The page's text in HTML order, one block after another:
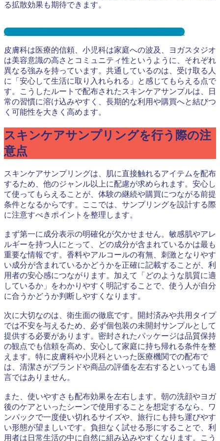
る拡散効果も期待できます。
ヨガサンプリングとは？メリット３選と事例を紹介
皮膚科は医療的信頼、小児科は家庭への波及、ヨガスタジオ
は美容意識の高さとコミュニティ性というように、それぞれ
異なる強みを持っています。共通しているのは、受け取る人
に「安心して生活に取り入れられる」と感じてもらえる点で
す。こうしたルートで配布されたスキンケアサンプルは、日
常の習慣に溶け込みやすく、長期的な利用や購買へと結びつ
く可能性を大きく高めます。
スキンケアサンプリングを行う際の注
意点
スキンケアサンプリングは、肌に直接触れるアイテムを配布
するため、他のジャンル以上に配慮が求められます。安心し
て使ってもらえることが、体験の継続や購買につながる前提
条件となるからです。ここでは、サンプリングを設計する際
に注意すべきポイントを整理します。
まず第一に成分表示の明確化が欠かせません。敏感肌やアレ
ルギーを持つ人にとって、どの成分が含まれているかは最も
重要な情報です。香料やアルコールの有無、刺激となりやす
い成分が含まれているかどうかを正確に記載することが、利
用者の安心感につながります。加えて「どのような肌質に適
しているか」をわかりやすく明記することで、使う人が自分
に合うかどうか判断しやすくなります。
次に大切なのは、衛生面の徹底です。開封済みや共用タイプ
では不安を与えるため、必ず個包装の未開封サンプルとして
提供する必要があります。密封されたパッケージは品質保持
の観点でも信頼を高め、安心して家庭に持ち帰れる条件を整
えます。特に皮膚科や小児科といった医療機関での配布で
は、清潔さがブランドや商品の評価を左右するといっても過
言ではありません。
また、使いやすさも配布効果を左右します。朝の洗顔やヨガ
後のケアといったシーンで使用することを想定するなら、ワ
ンパックで一度使い切れるサイズや、旅行にも持ち運びやす
い形態が望ましいです。負担なく試せる形にすることで、利
用者は日常生活の中に自然に組み込みやすくなります。こう